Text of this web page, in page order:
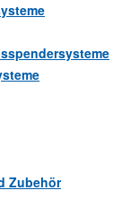
Zubehör